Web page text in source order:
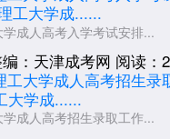
工大学成......
成人高考入学考试安排...
：天津成考网 阅读：
大学成......
成人高考招生录取工作...